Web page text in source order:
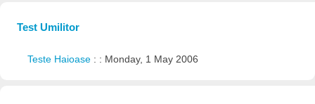
Test Umilitor
Teste Haioase : : Monday, 1 May 2006